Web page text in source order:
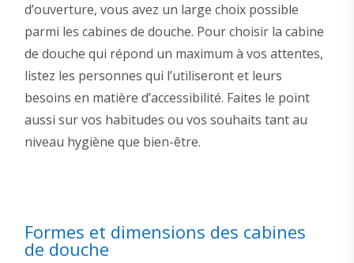
d’ouverture, vous avez un large choix possible
parmi les cabines de douche. Pour choisir la cabine
de douche qui répond un maximum à vos attentes,
listez les personnes qui l’utiliseront et leurs
besoins en matière d’accessibilité. Faites le point
aussi sur vos habitudes ou vos souhaits tant au
niveau hygiène que bien-être.
Formes et dimensions des cabines
de douche